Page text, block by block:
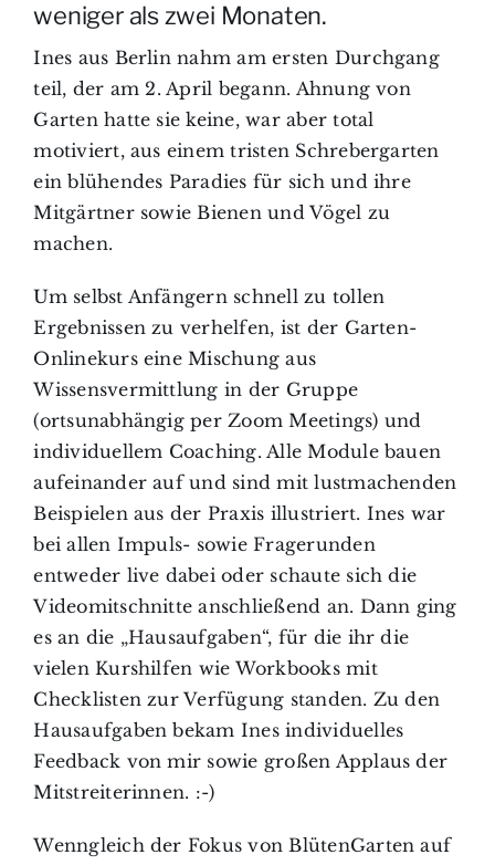
weniger als zwei Monaten.
Ines aus Berlin nahm am ersten Durchgang
teil, der am 2. April begann. Ahnung von
Garten hatte sie keine, war aber total
motiviert, aus einem tristen Schrebergarten
ein blühendes Paradies für sich und ihre
Mitgärtner sowie Bienen und Vögel zu
machen.
Um selbst Anfängern schnell zu tollen
Ergebnissen zu verhelfen, ist der Garten-
Onlinekurs eine Mischung aus
Wissensvermittlung in der Gruppe
(ortsunabhängig per Zoom Meetings) und
individuellem Coaching. Alle Module bauen
aufeinander auf und sind mit lustmachenden
Beispielen aus der Praxis illustriert. Ines war
bei allen Impuls- sowie Fragerunden
entweder live dabei oder schaute sich die
Videomitschnitte anschließend an. Dann ging
es an die „Hausaufgaben“, für die ihr die
vielen Kurshilfen wie Workbooks mit
Checklisten zur Verfügung standen. Zu den
Hausaufgaben bekam Ines individuelles
Feedback von mir sowie großen Applaus der
Mitstreiterinnen. :-)
Wenngleich der Fokus von BlütenGarten auf